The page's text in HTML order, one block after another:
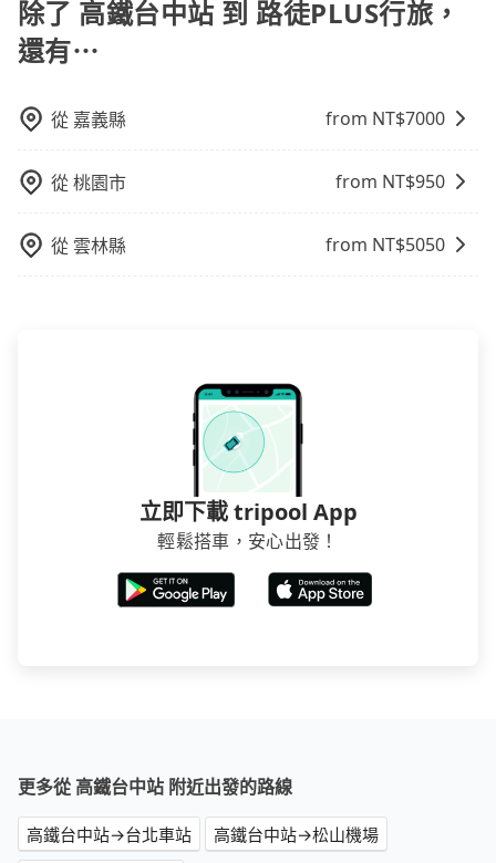
費，通常以每小時為單位，客戶可以根據自己的需要預
定一定時間的包車服務。這種服務適用於需要在城市內
多個地點間來回穿梭的客戶，例如市區觀光、商務差旅
費，客戶可以預先告知出發地點A到目的地B，會根據路
線和里程來計算費用。這種服務通常適用於單程或從一
個城市到另一個城市的長途包車。
除了 高鐵台中站 到 路徒PLUS行旅，
還有⋯
從 嘉義縣 from NT$7000
從桃園市 from NT$950
從雲林縣 from NT$5050
立即下載 tripool App
輕鬆搭車，安心出發！
更多從 高鐵台中站 附近出發的路線
高鐵台中站→台北車站
高鐵台中站→松山機場